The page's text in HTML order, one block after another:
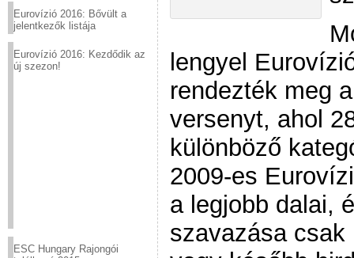
Eurovízió 2016: Bővült a
jelentkezők listája
Eurovízió 2016: Kezdődik az
új szezon!
ESC Hungary Rajongói
lengyel
rendezték meg
versenyt, ahol
különböző
2009-es
a legjobb dalai,
szavazása csak